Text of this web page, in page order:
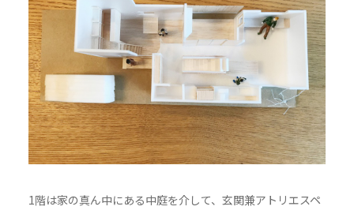
1階は家の真ん中にある中庭を介して、玄関兼アトリエスペ